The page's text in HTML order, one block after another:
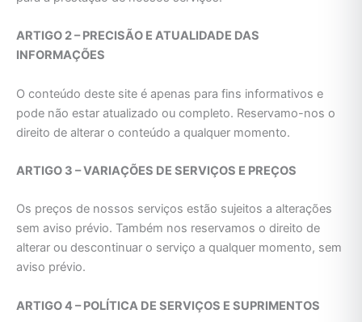
ARTIGO 2 – PRECISÃO E ATUALIDADE DAS
INFORMAÇÕES
O conteúdo deste site é apenas para fins informativos e
pode não estar atualizado ou completo. Reservamo-nos o
direito de alterar o conteúdo a qualquer momento.
ARTIGO 3 – VARIAÇÕES DE SERVIÇOS E PREÇOS
Os preços de nossos serviços estão sujeitos a alterações
sem aviso prévio. Também nos reservamos o direito de
alterar ou descontinuar o serviço a qualquer momento, sem
aviso prévio.
ARTIGO 4 – POLÍTICA DE SERVIÇOS E SUPRIMENTOS